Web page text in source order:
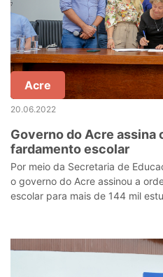
Acre
20.06.2022
Governo do Acre assina
fardamento escolar
Por meio da Secretaria de
o governo do Acre assinou a
escolar para mais de 144 mil